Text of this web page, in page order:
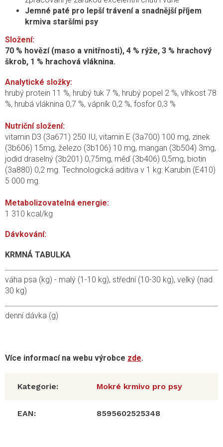
Jemné paté pro lepší trávení a snadnější příjem
krmiva staršími psy
Složení:
70 % hovězí (maso a vnitřnosti), 4 % rýže, 3 % hrachový
škrob, 1 % hrachová vláknina.
Analytické složky:
hrubý protein 11 %, hrubý tuk 7 %, hrubý popel 2 %, vlhkost 78
%, hrubá vláknina 0,7 %, vápník 0,2 %, fosfor 0,3 %
Nutriční složení:
vitamin D3 (3a671) 250 IU, vitamin E (3a700) 100 mg, zinek
(3b606) 15mg, železo (3b106) 10 mg, mangan (3b504) 3mg,
jodid draselný (3b201) 0,75mg, měď (3b406) 0,5mg, biotin
(3a880) 0,2 mg. Technologická aditiva v 1 kg: Karubin (E410)
5 000 mg.
Metabolizovatelná energie:
1 310 kcal/kg
Dávkování:
KRMNÁ TABULKA
váha psa (kg) - malý (1-10 kg), střední (10-30 kg), velký (nad
30 kg)
denní dávka (g)
Více informací na webu výrobce zde.
Kategorie: Mokré krmivo pro psy
EAN: 8595602525348